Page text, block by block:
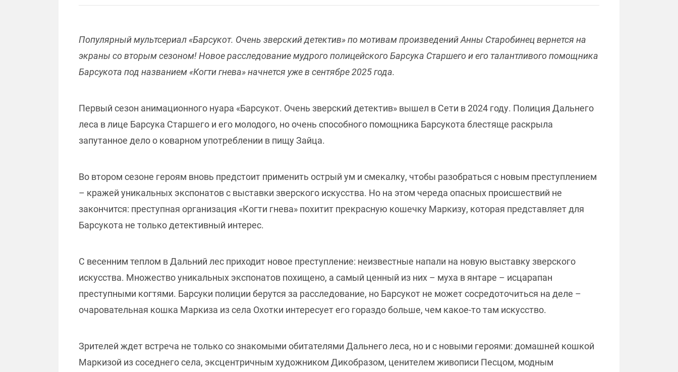
Популярный мультсериал «Барсукот. Очень зверский детектив» по мотивам произведений Анны Старобинец вернется на
экраны со вторым сезоном! Новое расследование мудрого полицейского Барсука Старшего и его талантливого помощника
Барсукота под названием «Когти гнева» начнется уже в сентябре 2025 года.
Первый сезон анимационного нуара «Барсукот. Очень зверский детектив» вышел в Сети в 2024 году. Полиция Дальнего
леса в лице Барсука Старшего и его молодого, но очень способного помощника Барсукота блестяще раскрыла
запутанное дело о коварном употреблении в пищу Зайца.
Во втором сезоне героям вновь предстоит применить острый ум и смекалку, чтобы разобраться с новым преступлением
– кражей уникальных экспонатов с выставки зверского искусства. Но на этом череда опасных происшествий не
закончится: преступная организация «Когти гнева» похитит прекрасную кошечку Маркизу, которая представляет для
Барсукота не только детективный интерес.
С весенним теплом в Дальний лес приходит новое преступление: неизвестные напали на новую выставку зверского
искусства. Множество уникальных экспонатов похищено, а самый ценный из них – муха в янтаре – исцарапан
преступными когтями. Барсуки полиции берутся за расследование, но Барсукот не может сосредоточиться на деле –
очаровательная кошка Маркиза из села Охотки интересует его гораздо больше, чем какое-то там искусство.
Зрителей ждет встреча не только со знакомыми обитателями Дальнего леса, но и с новыми героями: домашней кошкой
Маркизой из соседнего села, эксцентричным художником Дикобразом, ценителем живописи Песцом, модным